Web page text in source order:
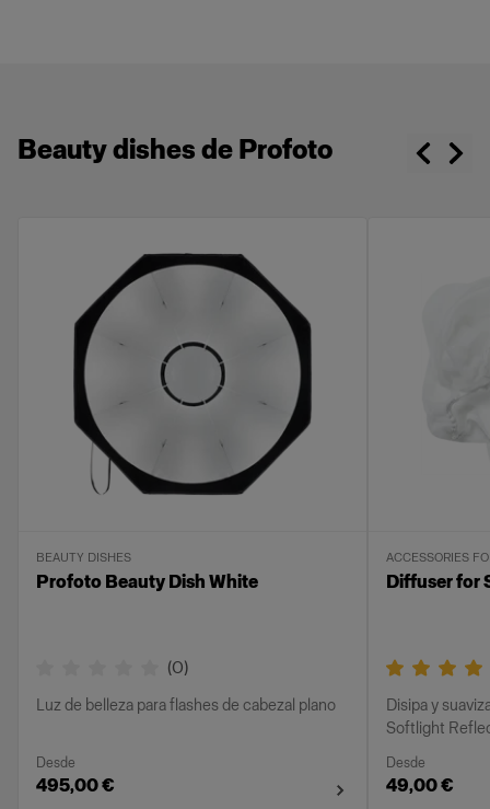
Beauty dishes de Profoto
BEAUTY DISHES
Profoto Beauty Dish White
(0)
Luz de belleza para flashes de cabezal plano
Desde
495,00 €
ACCESSORIES
Diffuser for
Disipa y
Softlight
Desde
49,00 €